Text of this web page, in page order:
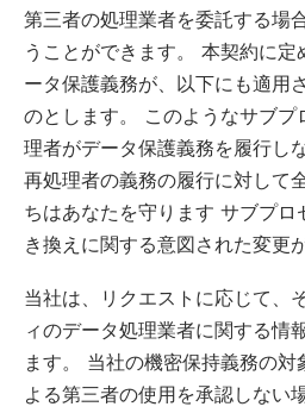
第三者の処理業者を委託する場
うことができます。 本契約に
ータ保護義務が、以下にも適用
のとします。 このようなサブ
理者がデータ保護義務を履行し
再処理者の義務の履行に対して
ちはあなたを守ります サブプ
き換えに関する意図された変更
当社は、リクエストに応じて、
ィのデータ処理業者に関する情
ます。 当社の機密保持義務の
よる第三者の使用を承認しない